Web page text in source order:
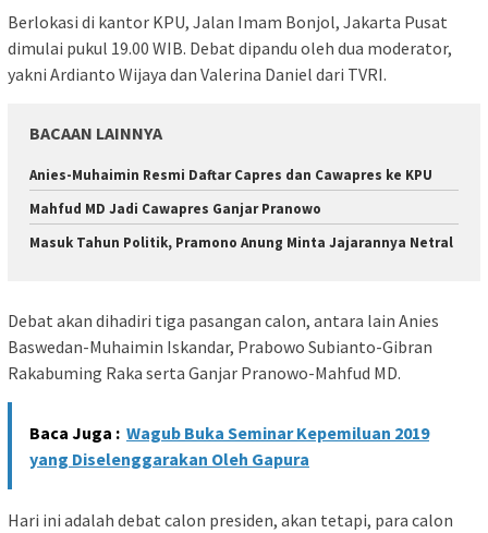
Berlokasi di kantor KPU, Jalan Imam Bonjol, Jakarta Pusat
dimulai pukul 19.00 WIB. Debat dipandu oleh dua moderator,
yakni Ardianto Wijaya dan Valerina Daniel dari TVRI.
BACAAN LAINNYA
Anies-Muhaimin Resmi Daftar Capres dan Cawapres ke KPU
Mahfud MD Jadi Cawapres Ganjar Pranowo
Masuk Tahun Politik, Pramono Anung Minta Jajarannya Netral
Debat akan dihadiri tiga pasangan calon, antara lain Anies
Baswedan-Muhaimin Iskandar, Prabowo Subianto-Gibran
Rakabuming Raka serta Ganjar Pranowo-Mahfud MD.
Baca Juga : Wagub Buka Seminar Kepemiluan 2019
yang Diselenggarakan Oleh Gapura
Hari ini adalah debat calon presiden, akan tetapi, para calon